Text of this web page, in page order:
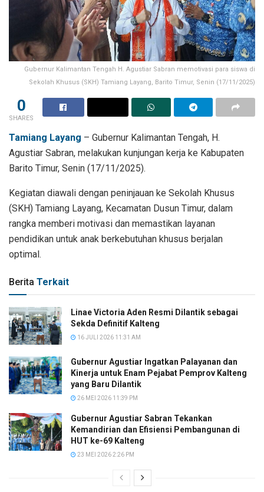
Gubernur Kalimantan Tengah H. Agustiar Sabran memotivasi para siswa di
Sekolah Khusus (SKH) Tamiang Layang, Barito Timur, Senin (17/11/2025)
0
SHARES
Tamiang Layang – Gubernur Kalimantan Tengah, H.
Agustiar Sabran, melakukan kunjungan kerja ke Kabupaten
Barito Timur, Senin (17/11/2025).
Kegiatan diawali dengan peninjauan ke Sekolah Khusus
(SKH) Tamiang Layang, Kecamatan Dusun Timur, dalam
rangka memberi motivasi dan memastikan layanan
pendidikan untuk anak berkebutuhan khusus berjalan
optimal.
Berita Terkait
Linae Victoria Aden Resmi Dilantik sebagai
Sekda Definitif Kalteng
16 JULI 2026 11:31 AM
Gubernur Agustiar Ingatkan Palayanan dan
Kinerja untuk Enam Pejabat Pemprov Kalteng
yang Baru Dilantik
26 MEI 2026 11:39 PM
Gubernur Agustiar Sabran Tekankan
Kemandirian dan Efisiensi Pembangunan di
HUT ke-69 Kalteng
23 MEI 2026 2:26 PM